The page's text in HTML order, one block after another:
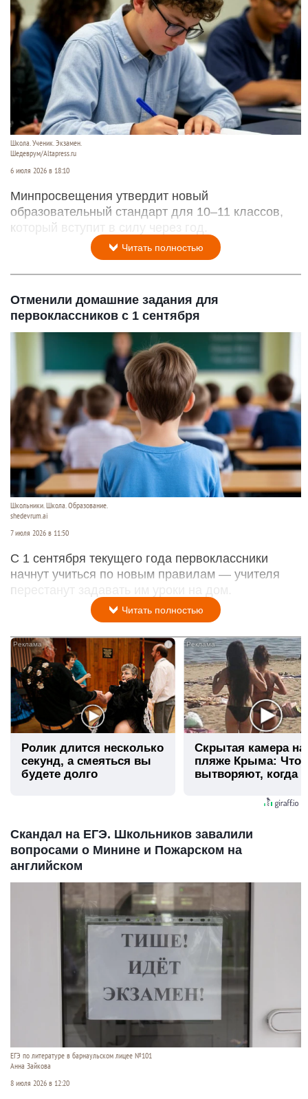
Школа. Ученик. Экзамен.
Шедеврум/Altapress.ru
6 июля 2026 в 18:10
Минпросвещения утвердит новый
образовательный стандарт для 10–11 классов,
который вступит в силу через год.
Читать полностью
Отменили домашние задания для
первоклассников с 1 сентября
Школьники. Школа. Образование.
shedevrum.ai
7 июля 2026 в 11:50
С 1 сентября текущего года первоклассники
начнут учиться по новым правилам — учителя
перестанут задавать им уроки на дом.
Читать полностью
Ролик длится несколько
секунд, а смеяться вы
будете долго
Скрытая камера на
пляже Крыма: Что
вытворяют, когда
Скандал на ЕГЭ. Школьников завалили
вопросами о Минине и Пожарском на
английском
ЕГЭ по литературе в барнаульском лицее №101
Анна Зайкова
8 июля 2026 в 12:20